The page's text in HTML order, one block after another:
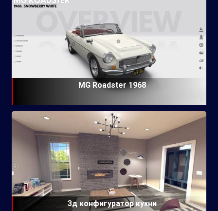
MG Roadster 1968
3д конфигуратор кухни